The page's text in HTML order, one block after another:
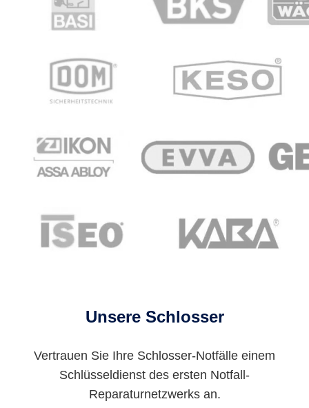
Unsere Schlosser
Vertrauen Sie Ihre Schlosser-Notfälle einem
Schlüsseldienst des ersten Notfall-
Reparaturnetzwerks an.